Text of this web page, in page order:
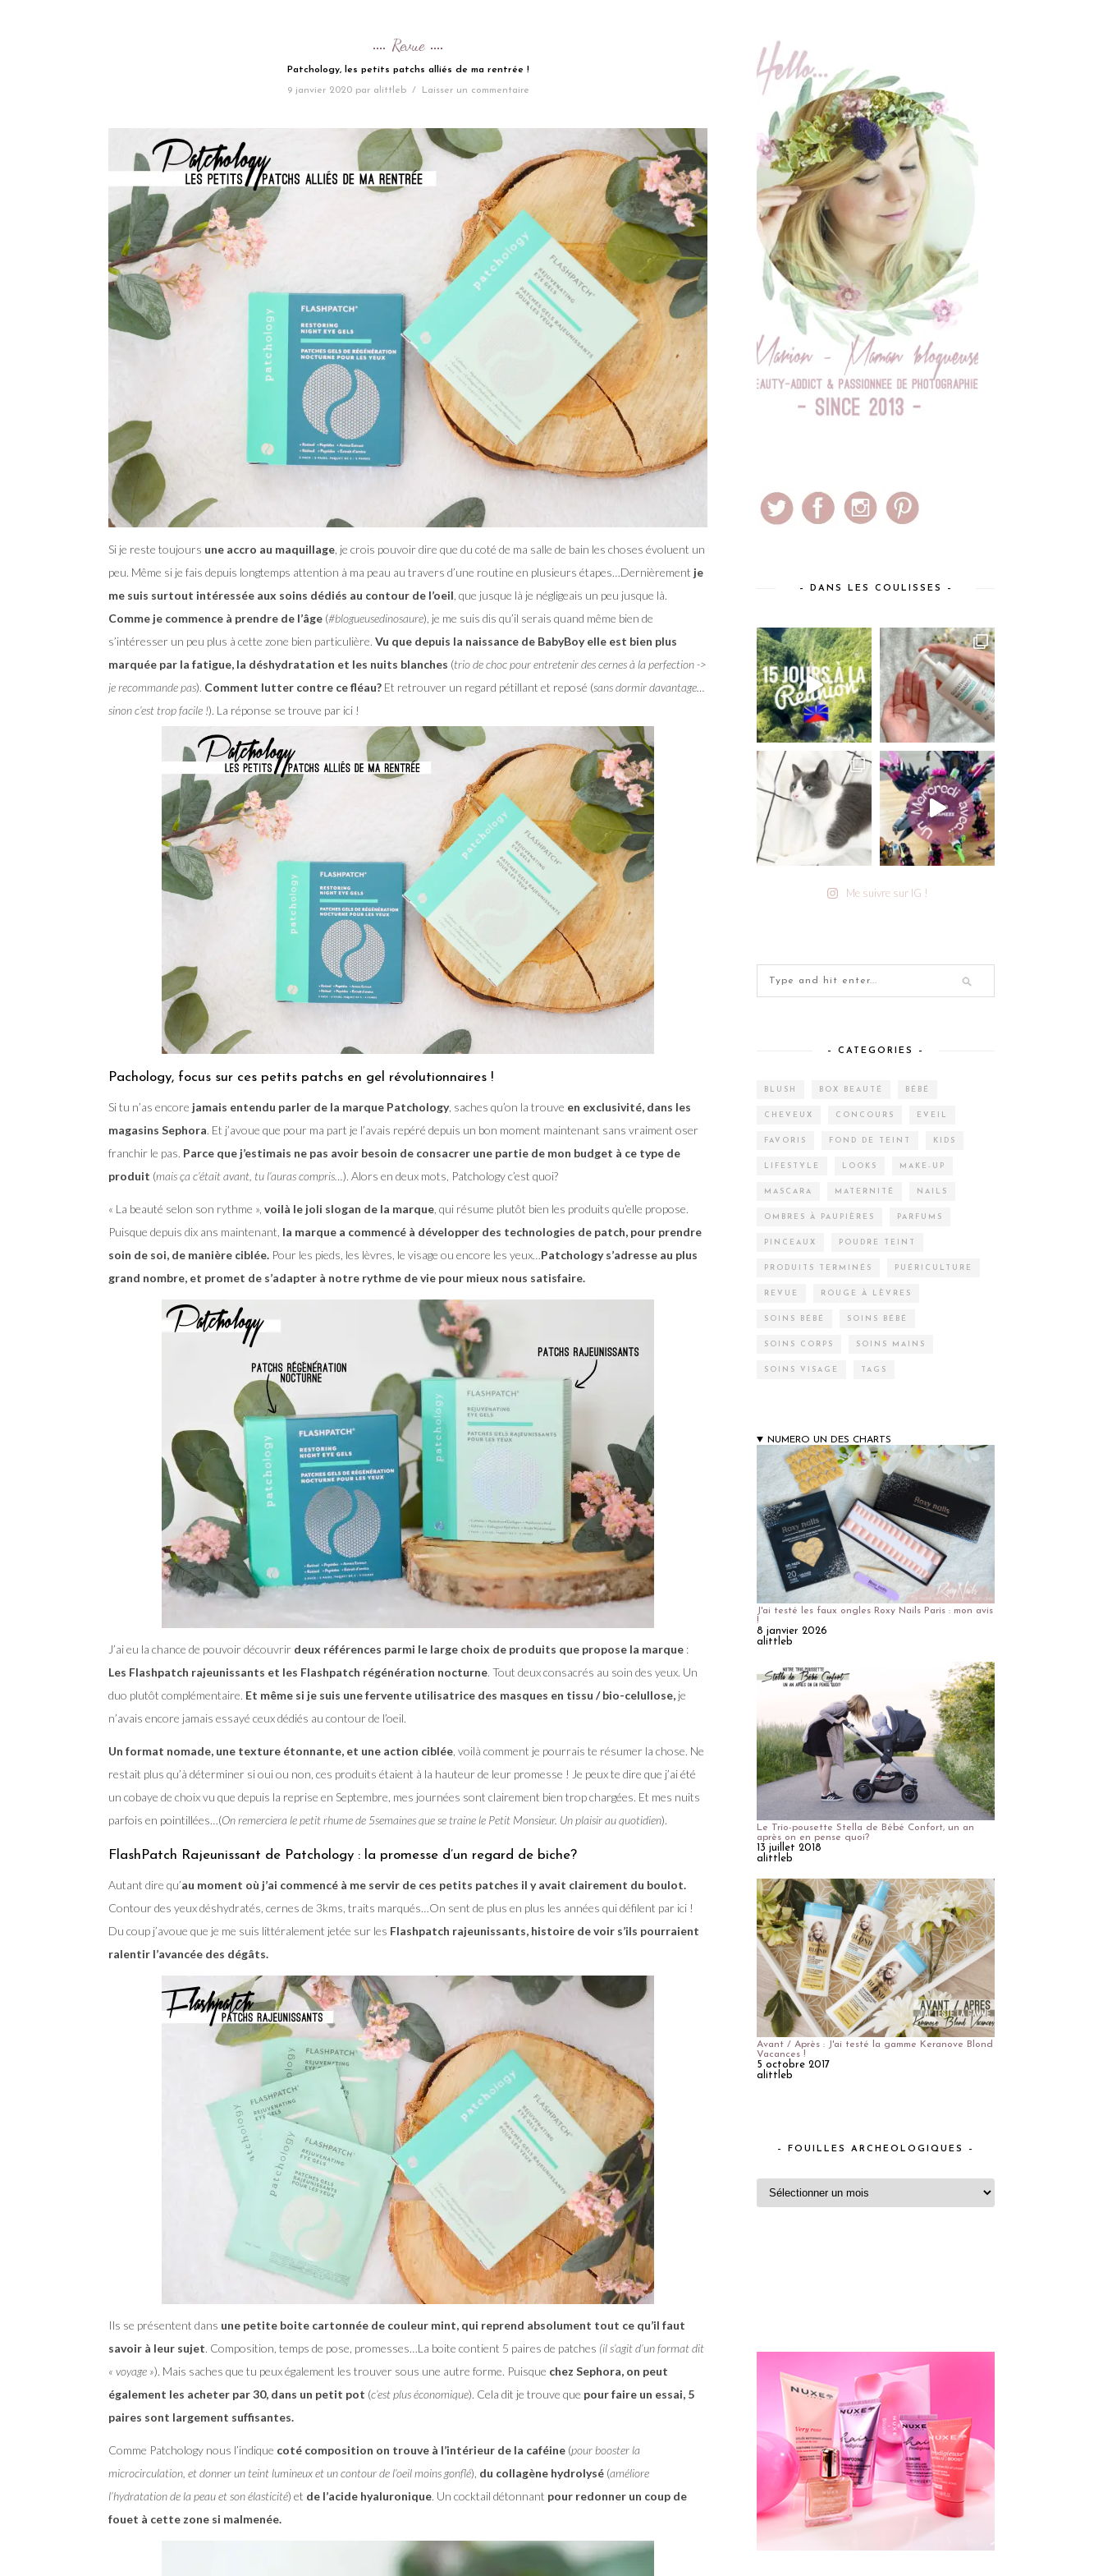
Revue
Patchology, les petits patchs alliés de ma rentrée !
9 janvier 2020 par alittleb / Laisser un commentaire
Si je reste toujours une accro au maquillage , je crois pouvoir dire que du coté de ma salle de bain les choses évoluent un
peu. Même si je fais depuis longtemps attention à ma peau au travers d’une routine en plusieurs étapes…Dernièrement je
me suis surtout intéressée aux soins dédiés au contour de l’oeil , que jusque là je négligeais un peu jusque là.
Comme je commence à prendre de l’âge (#blogueusedinosaure), je me suis dis qu’il serais quand même bien de
s’intéresser un peu plus à cette zone bien particulière. Vu que depuis la naissance de BabyBoy elle est bien plus
marquée par la fatigue, la déshydratation et les nuits blanches (trio de choc pour entretenir des cernes à la perfection ->
je recommande pas). Comment lutter contre ce fléau? Et retrouver un regard pétillant et reposé (sans dormir davantage…
sinon c’est trop facile !). La réponse se trouve par ici !
Pachology, focus sur ces petits patchs en gel révolutionnaires !
Si tu n’as encore jamais entendu parler de la marque Patchology, saches qu’on la trouve en exclusivité, dans les
magasins Sephora. Et j’avoue que pour ma part je l’avais repéré depuis un bon moment maintenant sans vraiment oser
franchir le pas. Parce que j’estimais ne pas avoir besoin de consacrer une partie de mon budget à ce type de
produit (mais ça c’était avant, tu l’auras compris…). Alors en deux mots, Patchology c’est quoi?
« La beauté selon son rythme », voilà le joli slogan de la marque , qui résume plutôt bien les produits qu’elle propose.
Puisque depuis dix ans maintenant, la marque a commencé à développer des technologies de patch, pour prendre
soin de soi, de manière ciblée. Pour les pieds, les lèvres, le visage ou encore les yeux…Patchology s’adresse au plus
grand nombre, et promet de s’adapter à notre rythme de vie pour mieux nous satisfaire.
J’ai eu la chance de pouvoir découvrir deux références parmi le large choix de produits que propose la marque :
Les Flashpatch rajeunissants et les Flashpatch régénération nocturne. Tout deux consacrés au soin des yeux. Un
duo plutôt complémentaire. Et même si je suis une fervente utilisatrice des masques en tissu / bio-celullose, je
n’avais encore jamais essayé ceux dédiés au contour de l’oeil.
Un format nomade, une texture étonnante, et une action ciblée , voilà comment je pourrais te résumer la chose. Ne
restait plus qu’à déterminer si oui ou non, ces produits étaient à la hauteur de leur promesse ! Je peux te dire que j’ai été
un cobaye de choix vu que depuis la reprise en Septembre, mes journées sont clairement bien trop chargées. Et mes nuits
parfois en pointillées…(On remerciera le petit rhume de 5semaines que se traine le Petit Monsieur. Un plaisir au quotidien).
FlashPatch Rajeunissant de Patchology : la promesse d’un regard de biche?
Autant dire qu’au moment où j’ai commencé à me servir de ces petits patches il y avait clairement du boulot.
Contour des yeux déshydratés, cernes de 3kms, traits marqués…On sent de plus en plus les années qui défilent par ici !
Du coup j’avoue que je me suis littéralement jetée sur les Flashpatch rajeunissants, histoire de voir s’ils pourraient
ralentir l’avancée des dégâts.
Ils se présentent dans une petite boite cartonnée de couleur mint, qui reprend absolument tout ce qu’il faut
savoir à leur sujet. Composition, temps de pose, promesses…La boite contient 5 paires de patches (il s’agit d’un format dit
« voyage »). Mais saches que tu peux également les trouver sous une autre forme. Puisque chez Sephora, on peut
également les acheter par 30, dans un petit pot (c’est plus économique). Cela dit je trouve que pour faire un essai, 5
paires sont largement suffisantes.
Comme Patchology nous l’indique coté composition on trouve à l’intérieur de la caféine (pour booster la
microcirculation, et donner un teint lumineux et un contour de l’oeil moins gonflé), du collagène hydrolysé (améliore
l’hydratation de la peau et son élasticité) et de l’acide hyaluronique. Un cocktail détonnant pour redonner un coup de
fouet à cette zone si malmenée.
– DANS LES COULISSES –
Me suivre sur IG !
– CATEGORIES –
BLUSH BOX BEAUTÉ BÉBÉ
CHEVEUX CONCOURS EVEIL
FAVORIS FOND DE TEINT KIDS
LIFESTYLE LOOKS MAKE-UP
MASCARA MATERNITÉ NAILS
OMBRES À PAUPIÈRES PARFUMS
PINCEAUX POUDRE TEINT
PRODUITS TERMINÉS PUÉRICULTURE
REVUE ROUGE À LÈVRES
SOINS BÉBÉ SOINS BÉBÉ
SOINS CORPS SOINS MAINS
SOINS VISAGE TAGS
NUMERO UN DES CHARTS
J'ai testé les faux ongles Roxy Nails Paris : mon avis
!
8 janvier 2026
alittleb
Le Trio-pousette Stella de Bébé Confort, un an
après on en pense quoi?
13 juillet 2018
alittleb
Avant / Après : J'ai testé la gamme Keranove Blond
Vacances !
5 octobre 2017
alittleb
– FOUILLES ARCHEOLOGIQUES –